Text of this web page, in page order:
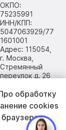
ОКПО:
75235991
ИНН/КПП:
5047063929/77
1601001
Адрес: 115054,
г. Москва,
Стремянный
переулок д. 26
обработку
cookies